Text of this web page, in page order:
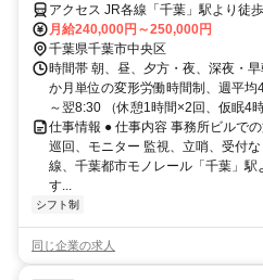
アクセス JR各線「千葉」駅より徒
月給240,000円～250,000円
千葉県千葉市中央区
時間帯 朝、昼、夕方・夜、深夜・
か月単位の変形労働時間制、週平
～翌8:30 （休憩1時間×2回、仮眠4
仕事情報 ● 仕事内容 事務所ビルで
巡回、モニター 監視、立哨、受付
線、千葉都市モノレール「千葉」駅
す...
シフト制
同じ企業の求人